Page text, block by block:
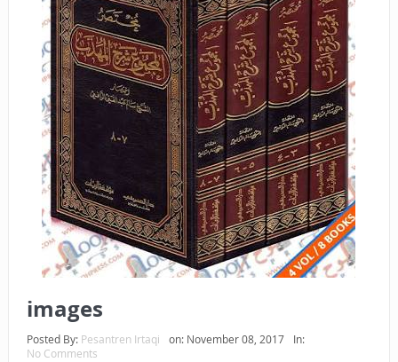
BAGAIMANA CARA MEMBAYAR ZAKAT UANG?
UANG HARAM BISA MENJADI HALAL JIKA SEBAB
KEPEMILIKANNYA BERUBAH
ISTIDLAL BATIL VS ISTIDLAL SYAR’I
BAHASA CINTA KARENA ALLAH
HUKUM MEMBAYAR ZAKAT DENGAN CARA MENGANGSUR
HUKUM MEMBAYAR ZAKAT KEPADA KERABAT SENDIRI
images
Posted By: Pesantren Irtaqi on: November 08, 2017
In:
No Comments